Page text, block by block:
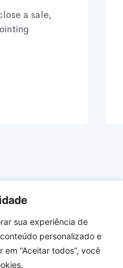
sua experiência de
personalizado e
“Aceitar todos”, você
a sale,